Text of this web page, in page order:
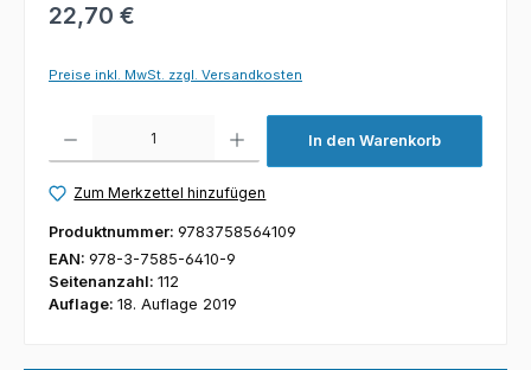
22,70 €
Preise inkl. MwSt. zzgl. Versandkosten
In den Warenkorb
Zum Merkzettel hinzufügen
Produktnummer: 9783758564109
EAN: 978-3-7585-6410-9
Seitenanzahl: 112
Auflage: 18. Auflage 2019